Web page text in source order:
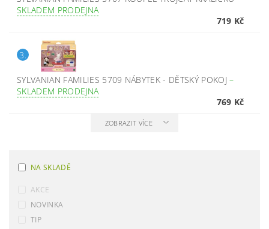
SKLADEM PRODEJNA
719 Kč
3.
SYLVANIAN FAMILIES 5709 NÁBYTEK - DĚTSKÝ POKOJ–
SKLADEM PRODEJNA
769 Kč
ZOBRAZIT VÍCE
NA SKLADĚ
AKCE
NOVINKA
TIP